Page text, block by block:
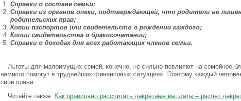
Справки о составе семьи;
Справки из органов опеки, подтверждающей, что родители не
родительских прав;
Копии паспортов или свидетельств о рождении каждого;
Копии свидетельства о бракосочетании;
Справки о доходах для всех работающих членов семьи.
Льготы для малоимущих семей, конечно, не сильно повлияют на семейное
немного помогут в труднейших финансовых ситуациях. Поэтому каждый
свои права.
Читайте также: Как правильно рассчитать декретные выплаты – расчет